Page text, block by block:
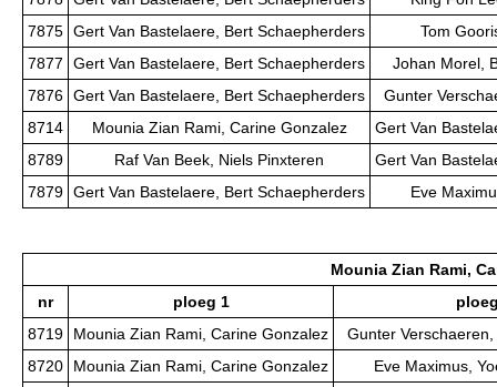
7875 Gert Van Bastelaere, Bert Schaepherders
Tom
7877
Gert Van Bastelaere, Bert Schaepherders
Johan Morel,
7876 Gert Van Bastelaere, Bert Schaepherders
Gunter
8714
Mounia Zian Rami, Carine Gonzalez
Gert Van
8789
Raf Van Beek, Niels Pinxteren
Gert Van
7879 Gert Van Bastelaere, Bert Schaepherders Eve
Mounia Zian Rami,
nr
ploeg 1
8719
Mounia Zian Rami, Carine Gonzalez
Gunter
8720
Mounia Zian Rami, Carine Gonzalez
Eve Maximus,